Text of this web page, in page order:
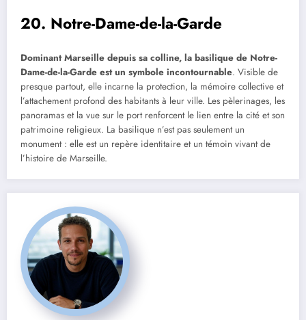
20. Notre-Dame-de-la-Garde
Dominant Marseille depuis sa colline, la basilique de Notre-
Dame-de-la-Garde est un symbole incontournable. Visible de
presque partout, elle incarne la protection, la mémoire collective et
l’attachement profond des habitants à leur ville. Les pèlerinages, les
panoramas et la vue sur le port renforcent le lien entre la cité et son
patrimoine religieux. La basilique n’est pas seulement un
monument : elle est un repère identitaire et un témoin vivant de
l’histoire de Marseille.